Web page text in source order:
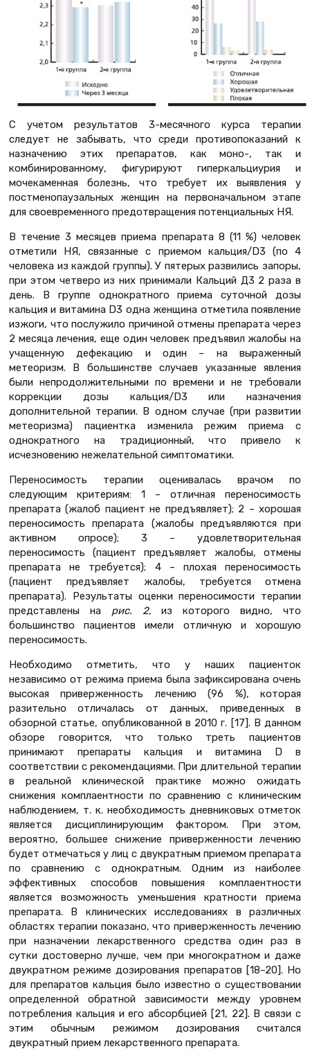
С учетом результатов 3-месячного курса терапии
следует не забывать, что среди противопоказаний к
назначению этих препаратов, как моно-, так и
комбинированному, фигурируют гиперкальциурия и
мочекаменная болезнь, что требует их выявления у
постменопаузальных женщин на первоначальном этапе
для своевременного предотвращения потенциальных НЯ.
В течение 3 месяцев приема препарата 8 (11 %) человек
отметили НЯ, связанные с приемом кальция/D3 (по 4
человека из каждой группы). У пятерых развились запоры,
при этом четверо из них принимали Кальций Д3 2 раза в
день. В группе однократного приема суточной дозы
кальция и витамина D3 одна женщина отметила появление
изжоги, что послужило причиной отмены препарата через
2 месяца лечения, еще один человек предъявил жалобы на
учащенную дефекацию и один – на выраженный
метеоризм. В большинстве случаев указанные явления
были непродолжительными по времени и не требовали
коррекции дозы кальция/D3 или назначения
дополнительной терапии. В одном случае (при развитии
метеоризма) пациентка изменила режим приема с
однократного на традиционный, что привело к
исчезновению нежелательной симптоматики.
Переносимость терапии оценивалась врачом по
следующим критериям: 1 – отличная переносимость
препарата (жалоб пациент не предъявляет); 2 – хорошая
переносимость препарата (жалобы предъявляются при
активном опросе); 3 – удовлетворительная
переносимость (пациент предъявляет жалобы, отмены
препарата не требуется); 4 – плохая переносимость
(пациент предъявляет жалобы, требуется отмена
препарата). Результаты оценки переносимости терапии
представлены на рис. 2, из которого видно, что
большинство пациентов имели отличную и хорошую
переносимость.
Необходимо отметить, что у наших пациенток
независимо от режима приема была зафиксирована очень
высокая приверженность лечению (96 %), которая
разительно отличалась от данных, приведенных в
обзорной статье, опубликованной в 2010 г. [17]. В данном
обзоре говорится, что только треть пациентов
принимают препараты кальция и витамина D в
соответствии с рекомендациями. При длительной терапии
в реальной клинической практике можно ожидать
снижения комплаентности по сравнению с клиническим
наблюдением, т. к. необходимость дневниковых отметок
является дисциплинирующим фактором. При этом,
вероятно, большее снижение приверженности лечению
будет отмечаться у лиц с двукратным приемом препарата
по сравнению с однократным. Одним из наиболее
эффективных способов повышения комплаентности
является возможность уменьшения кратности приема
препарата. В клинических исследованиях в различных
областях терапии показано, что приверженность лечению
при назначении лекарственного средства один раз в
сутки достоверно лучше, чем при многократном и даже
двукратном режиме дозирования препаратов [18–20]. Но
для препаратов кальция было известно о существовании
определенной обратной зависимости между уровнем
потребления кальция и его абсорбцией [21, 22]. В связи с
этим обычным режимом дозирования считался
двукратный прием лекарственного препарата.